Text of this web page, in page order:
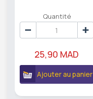
Quantité
25,90 MAD
Ajouter au panier